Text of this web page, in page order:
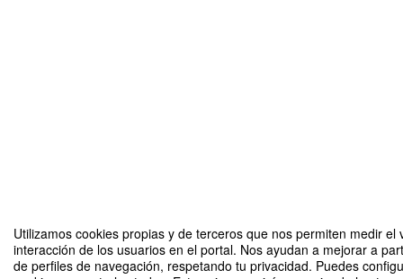
Utilizamos cookies propias y de terceros que nos permiten medir el
interacción de los usuarios en el portal. Nos ayudan a mejorar a
de perfiles de navegación, respetando tu privacidad. Puedes